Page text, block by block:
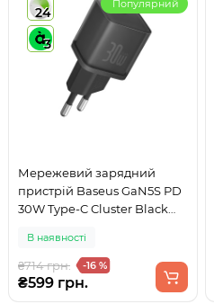
24
3
Популярний
Мережевий зарядний
пристрій Baseus GaN5S PD
30W Type-C Cluster Black
В наявності
₴714 грн. -16 %
₴599 грн.